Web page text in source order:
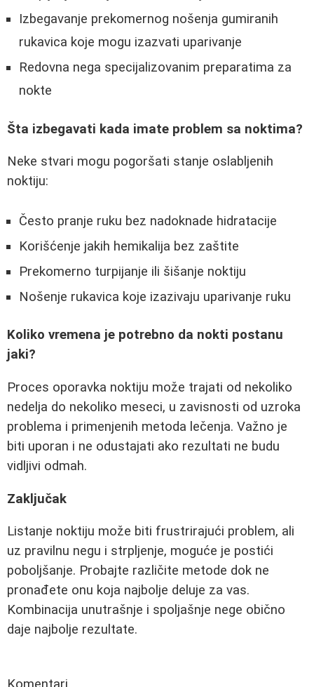
Izbegavanje prekomernog nošenja gumiranih
rukavica koje mogu izazvati uparivanje
Redovna nega specijalizovanim preparatima za
nokte
Šta izbegavati kada imate problem sa noktima?
Neke stvari mogu pogoršati stanje oslabljenih
noktiju:
Često pranje ruku bez nadoknade hidratacije
Korišćenje jakih hemikalija bez zaštite
Prekomerno turpijanje ili šišanje noktiju
Nošenje rukavica koje izazivaju uparivanje ruku
Koliko vremena je potrebno da nokti postanu
jaki?
Proces oporavka noktiju može trajati od nekoliko
nedelja do nekoliko meseci, u zavisnosti od uzroka
problema i primenjenih metoda lečenja. Važno je
biti uporan i ne odustajati ako rezultati ne budu
vidljivi odmah.
Zaključak
Listanje noktiju može biti frustrirajući problem, ali
uz pravilnu negu i strpljenje, moguće je postići
poboljšanje. Probajte različite metode dok ne
pronađete onu koja najbolje deluje za vas.
Kombinacija unutrašnje i spoljašnje nege obično
daje najbolje rezultate.